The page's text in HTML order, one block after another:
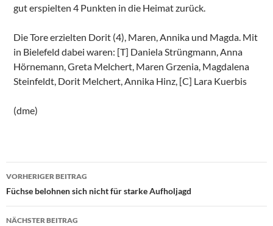
gut erspielten 4 Punkten in die Heimat zurück.
Die Tore erzielten Dorit (4), Maren, Annika und Magda. Mit
in Bielefeld dabei waren: [T] Daniela Strüngmann, Anna
Hörnemann, Greta Melchert, Maren Grzenia, Magdalena
Steinfeldt, Dorit Melchert, Annika Hinz, [C] Lara Kuerbis
(dme)
Beitragsnavigation
VORHERIGER BEITRAG
Füchse belohnen sich nicht für starke Aufholjagd
NÄCHSTER BEITRAG